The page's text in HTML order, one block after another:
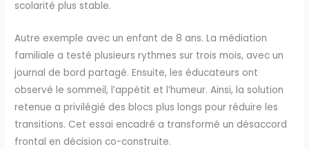
scolarité plus stable.
Autre exemple avec un enfant de 8 ans. La médiation
familiale a testé plusieurs rythmes sur trois mois, avec un
journal de bord partagé. Ensuite, les éducateurs ont
observé le sommeil, l’appétit et l’humeur. Ainsi, la solution
retenue a privilégié des blocs plus longs pour réduire les
transitions. Cet essai encadré a transformé un désaccord
frontal en décision co-construite.